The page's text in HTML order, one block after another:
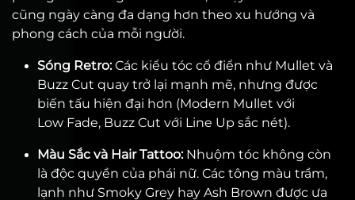
cũng ngày càng đa dạng hơn theo xu hướng và
phong cách của mỗi người.
Sóng Retro:Các kiểu tóc cổ điển như Mullet và
Buzz Cut quay trở lại mạnh mẽ, nhưng được
biến tấu hiện đại hơn (Modern Mullet với
Low Fade, Buzz Cut với Line Up sắc nét).
Màu Sắc và Hair Tattoo:Nhuộm tóc không còn
là độc quyền của phái nữ. Các tông màu trầm,
lạnh như Smoky Grey hay Ash Brown được ưa